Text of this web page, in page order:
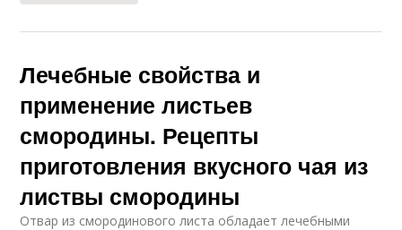
Лечебные свойства и
применение листьев
смородины. Рецепты
приготовления вкусного чая из
листвы смородины
Отвар из смородинового листа обладает лечебными